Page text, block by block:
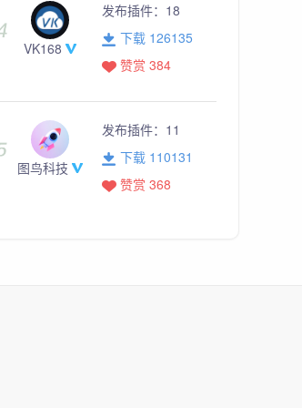
VK168
发布插件： 18
下载 126135
赞赏 384
图鸟科技
发布插件： 11
下载 110131
赞赏 368